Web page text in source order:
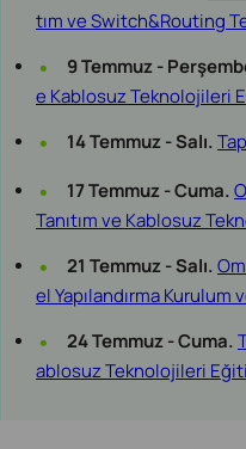
tım ve Switch&Routing
• 9 Temmuz -
e Kablosuz Teknolojileri
• 14 Temmuz - Salı.
• 17 Temmuz - Cuma.
Tanıtım ve Kablosuz
• 21 Temmuz - Salı.
el Yapılandırma Kurulum
• 24 Temmuz - Cuma.
ablosuz Teknolojileri